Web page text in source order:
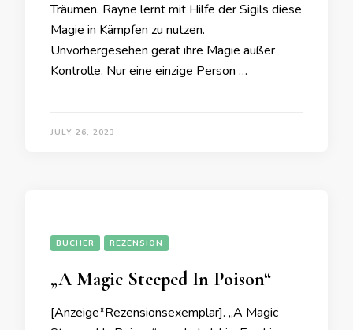
Träumen. Rayne lernt mit Hilfe der Sigils diese
Magie in Kämpfen zu nutzen.
Unvorhergesehen gerät ihre Magie außer
Kontrolle. Nur eine einzige Person …
JULY 26, 2023
BÜCHER REZENSION
„A Magic Steeped In Poison“
[Anzeige*Rezensionsexemplar]. „A Magic